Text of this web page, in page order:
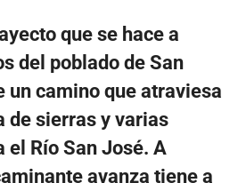
que se hace a
del poblado de San
un camino que atraviesa
de sierras y varias
el Río San José. A
avanza tiene a